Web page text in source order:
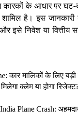
कारकों के आधार पर
शामिल है। इस जानकारी
इसे निवेश या वित्तीय
कार मालिकों के लिए
क्लेम या होगा
Plane Crash: